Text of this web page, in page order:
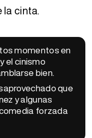
cinta.
momentos en
el cinismo
bien.
que
y algunas
forzada